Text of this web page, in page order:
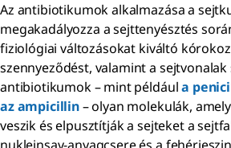
Az antibiotikumok alkalmazása a
megakadályozza a sejttenyésztés
fiziológiai változásokat kiváltó
szennyeződést, valamint a sejtvonalak
antibiotikumok – mint példáula
az ampicillin– olyan molekulák,
veszik és elpusztítják a sejteket a